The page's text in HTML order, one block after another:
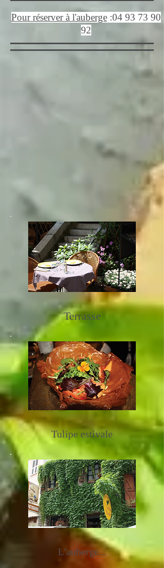
Pour réserver à l'auberge:04 93 73 90
92
Terrasse
Tulipe estivale
L'auberge...